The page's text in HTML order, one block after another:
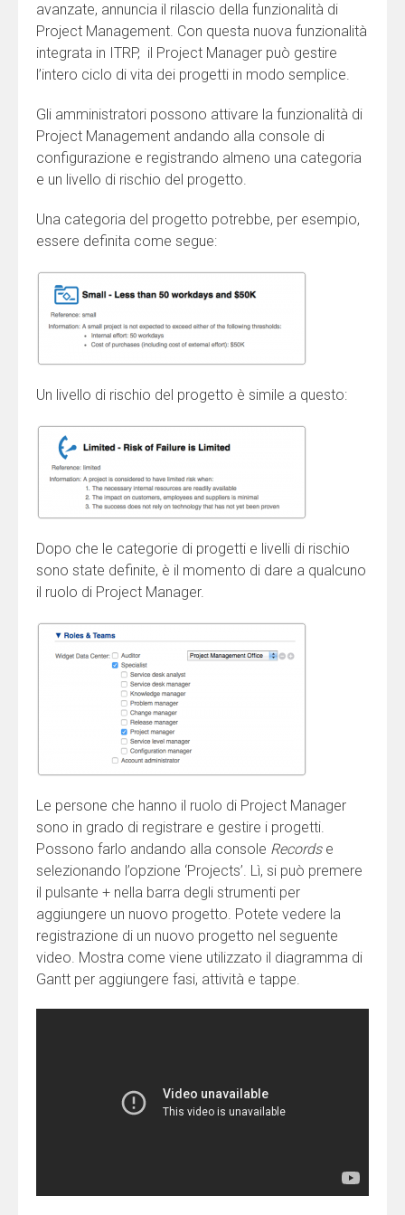
avanzate, annuncia il rilascio della funzionalità di
Project Management. Con questa nuova funzionalità
integrata in ITRP, il Project Manager può gestire
l’intero ciclo di vita dei progetti in modo semplice.
Gli amministratori possono attivare la funzionalità di
Project Management andando alla console di
configurazione e registrando almeno una categoria
e un livello di rischio del progetto.
Una categoria del progetto potrebbe, per esempio,
essere definita come segue:
Un livello di rischio del progetto è simile a questo:
Dopo che le categorie di progetti e livelli di rischio
sono state definite, è il momento di dare a qualcuno
il ruolo di Project Manager.
Le persone che hanno il ruolo di Project Manager
sono in grado di registrare e gestire i progetti.
Possono farlo andando alla console Recordse
selezionando l’opzione ‘Projects’. Lì, si può premere
il pulsante + nella barra degli strumenti per
aggiungere un nuovo progetto. Potete vedere la
registrazione di un nuovo progetto nel seguente
video. Mostra come viene utilizzato il diagramma di
Gantt per aggiungere fasi, attività e tappe.